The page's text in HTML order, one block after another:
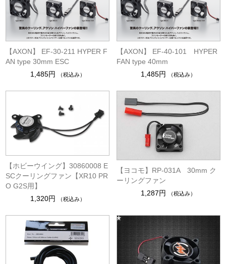
【AXON】 EF-30-211 HYPER F
AN type 30mm ESC
1,485円
（税込み）
【AXON】 EF-40-101 HYPER
FAN type 40mm
1,485円
（税込み）
【ホビーウイング】30860008 E
SCクーリングファン【XR10 PR
O G2S用】
1,320円
（税込み）
【ヨコモ】RP-031A 30mm ク
ーリングファン
1,287円
（税込み）